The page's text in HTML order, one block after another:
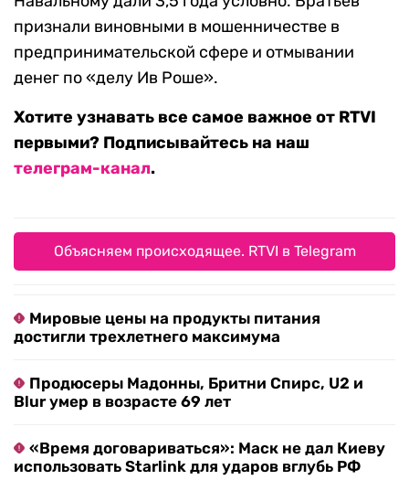
признали виновными в мошенничестве в
предпринимательской сфере и отмывании
денег по «делу Ив Роше».
Хотите узнавать все самое важное от RTVI
первыми? Подписывайтесь на наш
телеграм-канал.
Объясняем происходящее. RTVI в Telegram
Мировые цены на продукты питания
достигли трехлетнего максимума
Продюсеры Мадонны, Бритни Спирс, U2 и
Blur умер в возрасте 69 лет
«Время договариваться»: Маск не дал Киеву
использовать Starlink для ударов вглубь РФ